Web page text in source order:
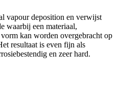
vapour deposition en verwijst
waarbij een materiaal,
kan worden overgebracht op
resultaat is even fijn als
en zeer hard.